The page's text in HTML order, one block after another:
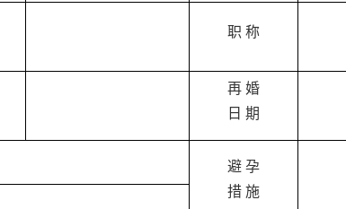
职 称
再 婚
日 期
避 孕
措 施